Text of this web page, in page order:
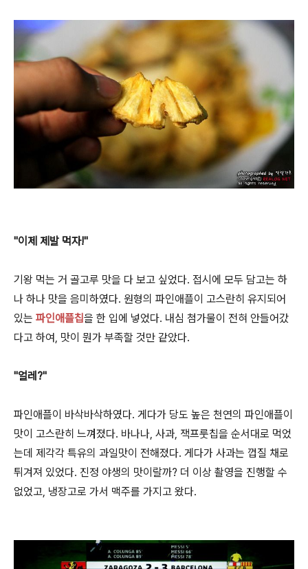
"이제 제발 먹자!"
기왕 먹는 거 골고루 맛을 다 보고 싶었다. 접시에 모두 담고는 하
나 하나 맛을 음미하였다. 원형의 파인애플이 고스란히 유지되어
있는 파인애플칩을 한 입에 넣었다. 내심 첨가물이 전혀 안들어갔
다고 하여, 맛이 뭔가 부족할 것만 같았다.
"얼레?"
파인애플이 바삭바삭하였다. 게다가 당도 높은 천연의 파인애플이
맛이 고스란히 느껴졌다. 바나나, 사과, 잭프룻칩을 순서대로 먹었
는데 제각각 특유의 과일맛이 전해졌다. 게다가 사과는 껍질 채로
튀겨져 있었다. 진정 야생의 맛이랄까? 더 이상 촬영을 진행할 수
없었고, 냉장고로 가서 맥주를 가지고 왔다.